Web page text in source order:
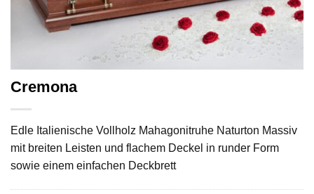
Cremona
Edle Italienische Vollholz Mahagonitruhe Naturton Massiv
mit breiten Leisten und flachem Deckel in runder Form
sowie einem einfachen Deckbrett